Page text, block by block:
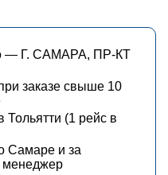
— Г. САМАРА, ПР-КТ
заказе свыше 10
Тольятти (1 рейс в
Самаре и за
менеджер